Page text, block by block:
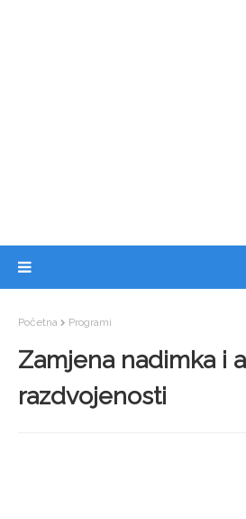
Početna Programi
Zamjena nadimka i
razdvojenosti